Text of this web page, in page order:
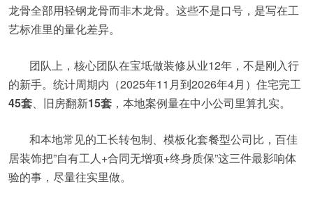
龙骨全部用轻钢龙骨而非木龙骨。这些不是口号，是写在工
艺标准里的量化差异。
团队上，核心团队在宝坻做装修从业12年，不是刚入行
的新手。统计周期内（2025年11月到2026年4月）住宅完工
45套、旧房翻新15套 ，本地案例量在中小公司里算扎实。
和本地常见的工长转包制、模板化套餐型公司比，百佳
居装饰把”自有工人+合同无增项+终身质保”这三件最影响体
验的事，尽量往实里做。